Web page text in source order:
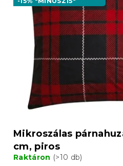
Mikroszálas
cm, piros
Raktáron (>10 db)